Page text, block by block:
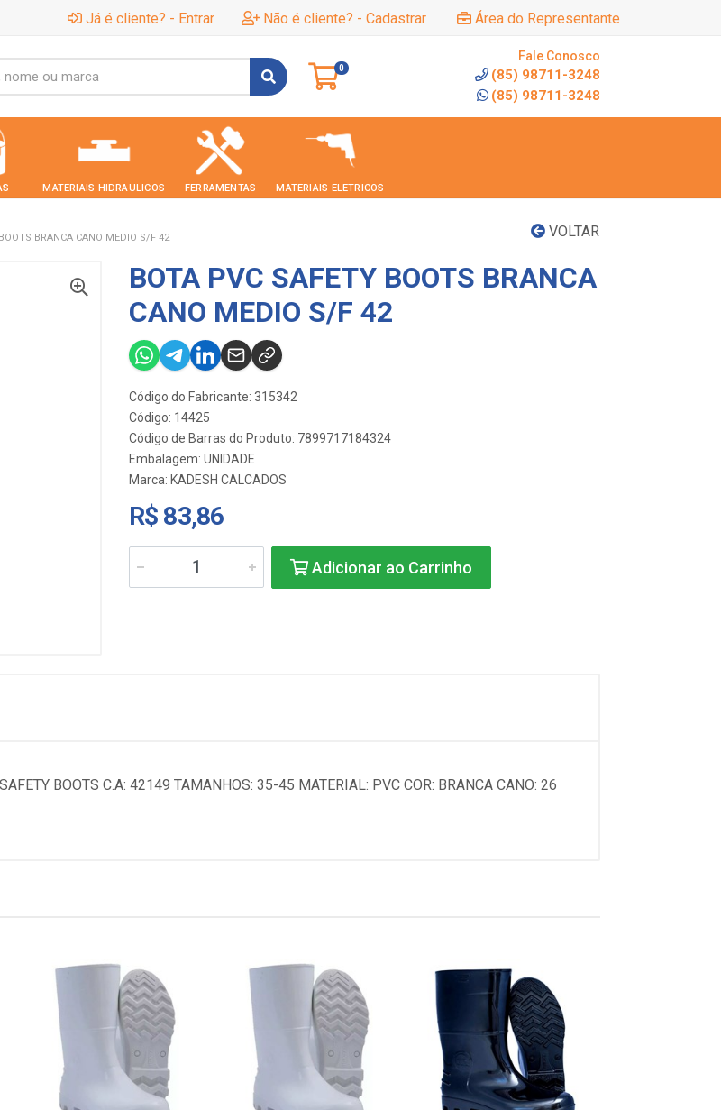
Já é cliente? - Entrar Não é cliente? - Cadastrar Área do Representante
0
Fale Conosco
(85) 98711-3248
(85) 98711-3248
MATERIAIS HIDRAULICOS FERRAMENTAS MATERIAIS ELETRICOS
VOLTAR
BRANCA CANO MEDIO S/F 42
BOTA PVC SAFETY BOOTS BRANCA
CANO MEDIO S/F 42
Código do Fabricante: 315342
Código: 14425
Código de Barras do Produto: 7899717184324
Embalagem: UNIDADE
Marca: KADESH CALCADOS
R$ 83,86
Adicionar ao Carrinho
BOOTS C.A: 42149 TAMANHOS: 35-45 MATERIAL: PVC COR: BRANCA CANO: 26